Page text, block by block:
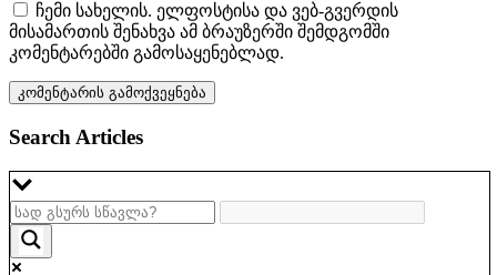
ჩემი სახელის. ელფოსტისა და ვებ-გვერდის
მისამართის შენახვა ამ ბრაუზერში შემდგომში
კომენტარებში გამოსაყენებლად.
Search Articles